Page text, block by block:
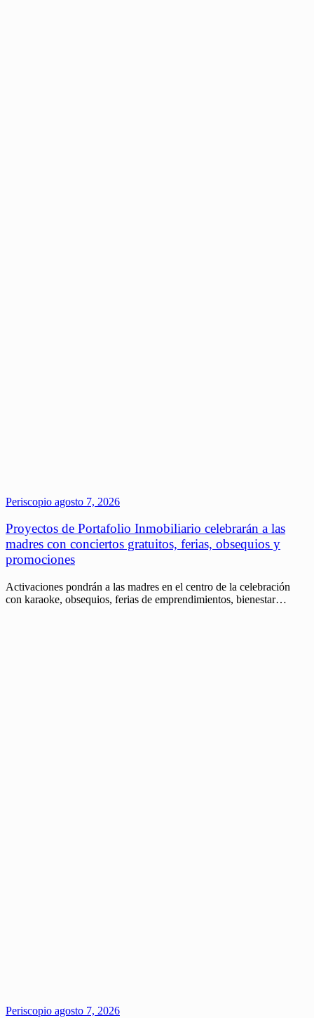
Periscopio agosto 7, 2026
Proyectos de Portafolio Inmobiliario celebrarán a las
madres con conciertos gratuitos, ferias, obsequios y
promociones
Activaciones pondrán a las madres en el centro de la celebración
con karaoke, obsequios, ferias de emprendimientos, bienestar…
Periscopio agosto 7, 2026